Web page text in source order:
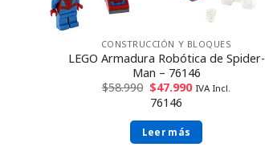
CONSTRUCCIÓN Y BLOQUES
LEGO Armadura Robótica de Spider-
Man – 76146
$58.990 $47.990 IVA Incl.
76146
Leer más